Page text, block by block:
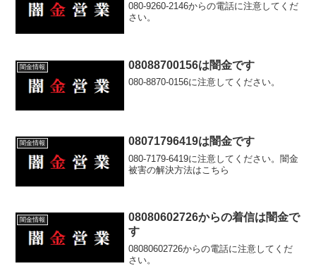
080-9260-2146からの電話に注意してくだ
さい。
闇金情報 08088700156は闇金です
080-8870-0156に注意してください。
闇金情報 08071796419は闇金です
080-7179-6419に注意してください。闇金
被害の解決方法はこちら
闇金情報
08080602726からの着信は闇金で
す
08080602726からの電話に注意してくだ
さい。